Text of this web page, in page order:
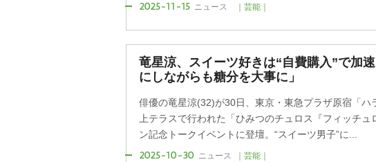
2025-11-15 ニュース ｜芸能｜
竜星涼、スイーツ好きは“自費購入”で加
にしながらも糖分を大事に」
俳優の竜星涼(32)が30日、東京・東急プラザ原宿「ハ
上テラスで行われた「ひみつのチュロス『フィッチュ
ン記念トークイベントに登壇。“スイーツ男子”に...
2025-10-30 ニュース ｜芸能｜